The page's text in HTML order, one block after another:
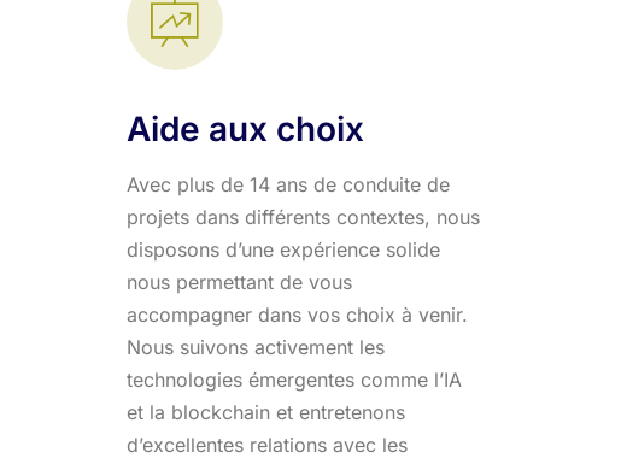
Aide aux choix
Avec plus de 14 ans de conduite de
projets dans différents contextes, nous
disposons d’une expérience solide
nous permettant de vous
accompagner dans vos choix à venir.
Nous suivons activement les
technologies émergentes comme l’IA
et la blockchain et entretenons
d’excellentes relations avec les